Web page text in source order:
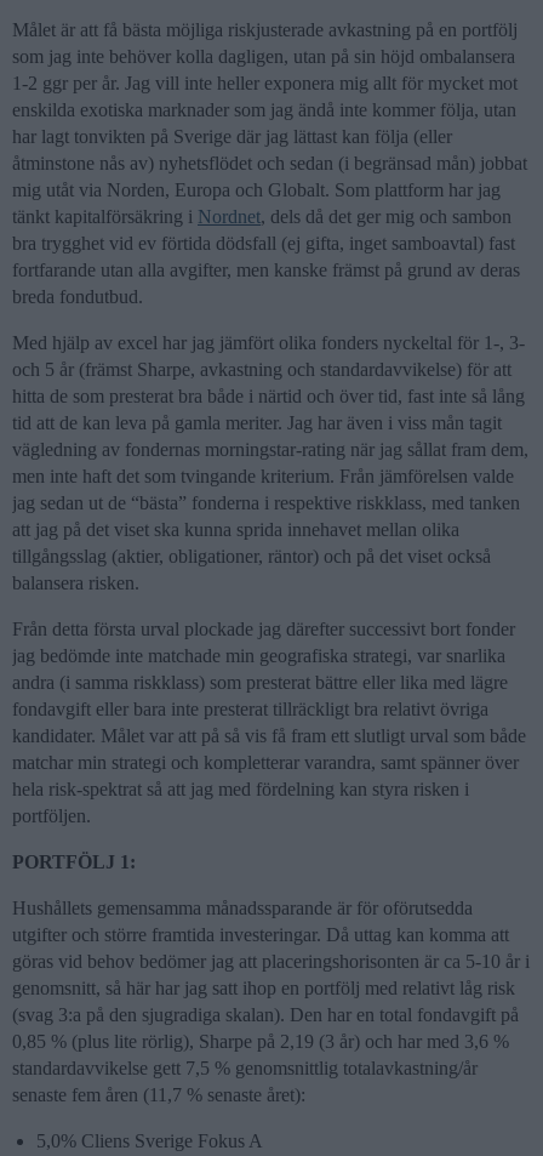
Målet är att få bästa möjliga riskjusterade avkastning på en portfölj
som jag inte behöver kolla dagligen, utan på sin höjd ombalansera
1-2 ggr per år. Jag vill inte heller exponera mig allt för mycket mot
enskilda exotiska marknader som jag ändå inte kommer följa, utan
har lagt tonvikten på Sverige där jag lättast kan följa (eller
åtminstone nås av) nyhetsflödet och sedan (i begränsad mån) jobbat
mig utåt via Norden, Europa och Globalt. Som plattform har jag
tänkt kapitalförsäkring i Nordnet, dels då det ger mig och sambon
bra trygghet vid ev förtida dödsfall (ej gifta, inget samboavtal) fast
fortfarande utan alla avgifter, men kanske främst på grund av deras
breda fondutbud.
Med hjälp av excel har jag jämfört olika fonders nyckeltal för 1-, 3-
och 5 år (främst Sharpe, avkastning och standardavvikelse) för att
hitta de som presterat bra både i närtid och över tid, fast inte så lång
tid att de kan leva på gamla meriter. Jag har även i viss mån tagit
vägledning av fondernas morningstar-rating när jag sållat fram dem,
men inte haft det som tvingande kriterium. Från jämförelsen valde
jag sedan ut de “bästa” fonderna i respektive riskklass, med tanken
att jag på det viset ska kunna sprida innehavet mellan olika
tillgångsslag (aktier, obligationer, räntor) och på det viset också
balansera risken.
Från detta första urval plockade jag därefter successivt bort fonder
jag bedömde inte matchade min geografiska strategi, var snarlika
andra (i samma riskklass) som presterat bättre eller lika med lägre
fondavgift eller bara inte presterat tillräckligt bra relativt övriga
kandidater. Målet var att på så vis få fram ett slutligt urval som både
matchar min strategi och kompletterar varandra, samt spänner över
hela risk-spektrat så att jag med fördelning kan styra risken i
portföljen.
PORTFÖLJ 1:
Hushållets gemensamma månadssparande är för oförutsedda
utgifter och större framtida investeringar. Då uttag kan komma att
göras vid behov bedömer jag att placeringshorisonten är ca 5-10 år i
genomsnitt, så här har jag satt ihop en portfölj med relativt låg risk
(svag 3:a på den sjugradiga skalan). Den har en total fondavgift på
0,85 % (plus lite rörlig), Sharpe på 2,19 (3 år) och har med 3,6 %
standardavvikelse gett 7,5 % genomsnittlig totalavkastning/år
senaste fem åren (11,7 % senaste året):
5,0% Cliens Sverige Fokus A